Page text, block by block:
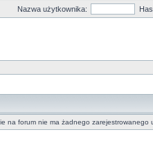
Nazwa użytkownika:
na forum nie ma żadnego zarejestrowanego